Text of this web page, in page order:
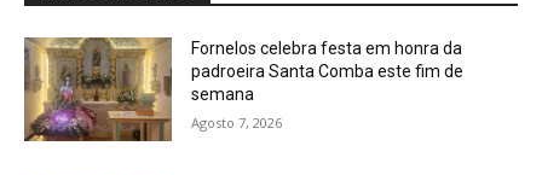
Fornelos celebra festa em honra da
padroeira Santa Comba este fim de
semana
Agosto 7, 2026